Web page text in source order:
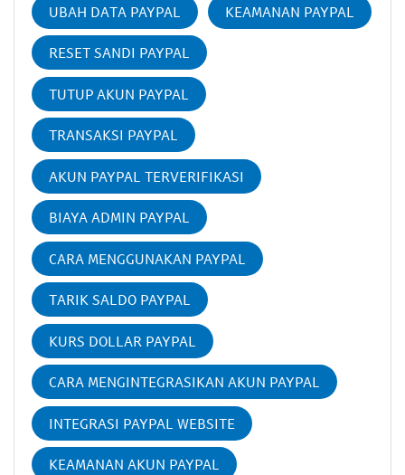
UBAH DATA PAYPAL KEAMANAN PAYPAL
RESET SANDI PAYPAL
TUTUP AKUN PAYPAL
TRANSAKSI PAYPAL
AKUN PAYPAL TERVERIFIKASI
BIAYA ADMIN PAYPAL
CARA MENGGUNAKAN PAYPAL
TARIK SALDO PAYPAL
KURS DOLLAR PAYPAL
CARA MENGINTEGRASIKAN AKUN PAYPAL
INTEGRASI PAYPAL WEBSITE
KEAMANAN AKUN PAYPAL